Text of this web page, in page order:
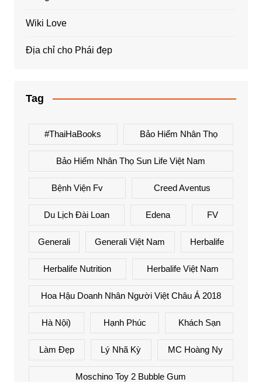
Wiki Love
Địa chỉ cho Phái đẹp
Tag
#ThaiHaBooks Bảo Hiểm Nhân Thọ
Bảo Hiểm Nhân Thọ Sun Life Việt Nam
Bệnh Viện Fv Creed Aventus
Du Lịch Đài Loan Edena FV
Generali Generali Việt Nam Herbalife
Herbalife Nutrition Herbalife Việt Nam
Hoa Hậu Doanh Nhân Người Việt Châu Á 2018
Hà Nội) Hạnh Phúc Khách Sạn
Làm Đẹp Lý Nhã Kỳ MC Hoàng Ny
Moschino Toy 2 Bubble Gum